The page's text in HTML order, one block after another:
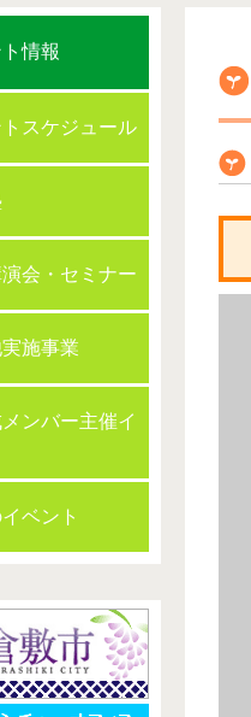
情報
スケジュール
会・セミナー
施事業
ンバー主催イ
ベント